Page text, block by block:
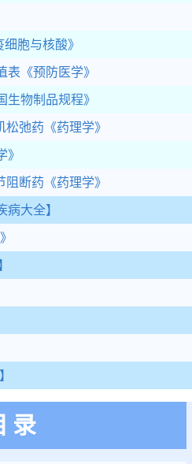
细胞与核酸》
表 《预防医学》
生物制品规程》
松弛药 《药理学》
》
阻断药 《药理学》
病大全】
录